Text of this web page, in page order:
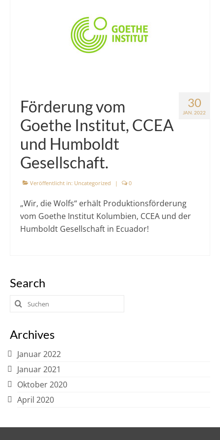
30
JAN. 2022
Förderung vom
Goethe Institut, CCEA
und Humboldt
Gesellschaft.
Veröffentlicht in: Uncategorized | 0
„Wir, die Wolfs“ erhält Produktionsförderung
vom Goethe Institut Kolumbien, CCEA und der
Humboldt Gesellschaft in Ecuador!
Search
Suchen
nach:
Archives
Januar 2022
Januar 2021
Oktober 2020
April 2020